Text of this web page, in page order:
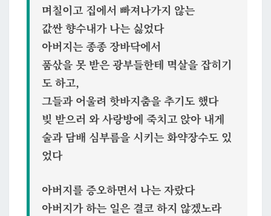
며칠이고 집에서 빠져나가지 않는
값싼 향수내가 나는 싫었다
아버지는 종종 장바닥에서
품삯을 못 받은 광부들한테 멱살을 잡히기
도 하고,
그들과 어울려 핫바지춤을 추기도 했다
빚 받으러 와 사랑방에 죽치고 앉아 내게
술과 담배 심부름을 시키는 화약장수도 있
었다
아버지를 증오하면서 나는 자랐다
아버지가 하는 일은 결코 하지 않겠노라